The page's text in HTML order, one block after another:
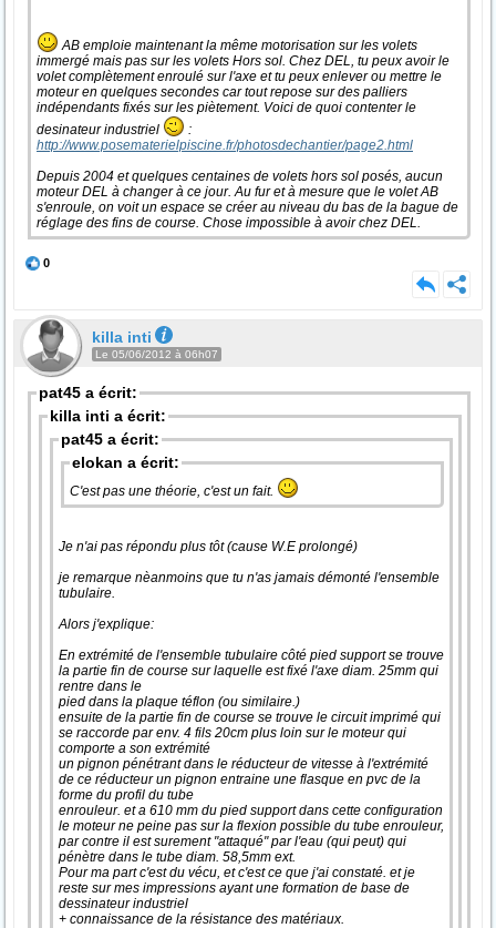
AB emploie maintenant la même motorisation sur les volets
immergé mais pas sur les volets Hors sol. Chez DEL, tu peux avoir le
volet complètement enroulé sur l'axe et tu peux enlever ou mettre le
moteur en quelques secondes car tout repose sur des palliers
indépendants fixés sur les piètement. Voici de quoi contenter le
desinateur industriel
:
http://www.posematerielpiscine.fr/photosdechantier/page2.html
Depuis 2004 et quelques centaines de volets hors sol posés, aucun
moteur DEL à changer à ce jour. Au fur et à mesure que le volet AB
s'enroule, on voit un espace se créer au niveau du bas de la bague de
réglage des fins de course. Chose impossible à avoir chez DEL.
0
killa inti
Le 05/06/2012 à 06h07
pat45 a écrit:
killa inti a écrit:
pat45 a écrit:
elokan a écrit:
C'est pas une théorie, c'est un fait.
Je n'ai pas répondu plus tôt (cause W.E prolongé)
je remarque nèanmoins que tu n'as jamais démonté l'ensemble
tubulaire.
Alors j'explique:
En extrémité de l'ensemble tubulaire côté pied support se trouve
la partie fin de course sur laquelle est fixé l'axe diam. 25mm qui
rentre dans le
pied dans la plaque téflon (ou similaire.)
ensuite de la partie fin de course se trouve le circuit imprimé qui
se raccorde par env. 4 fils 20cm plus loin sur le moteur qui
comporte a son extrémité
un pignon pénétrant dans le réducteur de vitesse à l'extrémité
de ce réducteur un pignon entraine une flasque en pvc de la
forme du profil du tube
enrouleur. et a 610 mm du pied support dans cette configuration
le moteur ne peine pas sur la flexion possible du tube enrouleur,
par contre il est surement "attaqué" par l'eau (qui peut) qui
pénètre dans le tube diam. 58,5mm ext.
Pour ma part c'est du vécu, et c'est ce que j'ai constaté. et je
reste sur mes impressions ayant une formation de base de
dessinateur industriel
+ connaissance de la résistance des matériaux.